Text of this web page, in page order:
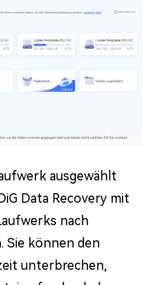
ausgewählt
Data Recovery mit
nach
Sie können den
unterbrechen,